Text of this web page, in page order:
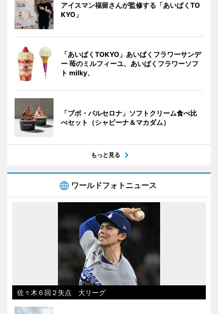
アイスマン福留さんが監修する「あいぱくTO
KYO」
「あいぱくTOKYO」あいぱくフラワーサンデ
ー 苺のミルフィーユ、あいぱくフラワーソフ
ト milky、
「ブボ・バルセロナ」ソフトクリーム食べ比
べセット（シャビーナ＆マカダム）
もっと見る
ワールドフォトニュース
佐々木６回２失点 大リーグ